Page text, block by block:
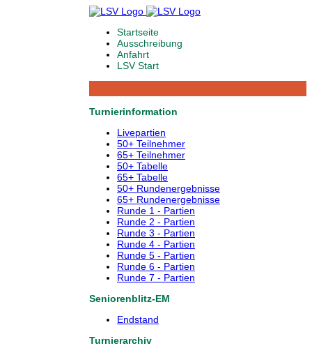
Startseite
Ausschreibung
Anfahrt
LSV Start
Turnierinformation
Livepartien
50+ Teilnehmer
65+ Teilnehmer
50+ Tabelle
65+ Tabelle
50+ Rundenergebnisse
65+ Rundenergebnisse
Runde 1 - Partien
Runde 2 - Partien
Runde 3 - Partien
Runde 4 - Partien
Runde 5 - Partien
Runde 6 - Partien
Runde 7 - Partien
Seniorenblitz-EM
Endstand
Turnierarchiv